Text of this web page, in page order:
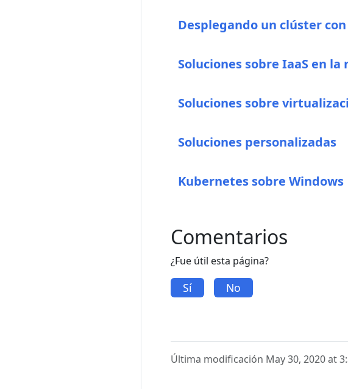
Desplegando un clúster
Soluciones sobre IaaS en la
Soluciones sobre
Soluciones personalizadas
Kubernetes sobre Windows
Comentarios
¿Fue útil esta página?
Sí No
Última modificación May 30, 2020 at